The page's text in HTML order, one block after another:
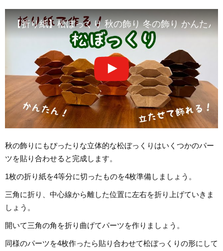
【折り紙】松ぼっくり 秋の飾り 冬の飾り かんたん
秋の飾りにもぴったりな立体的な松ぼっくりはいくつかのパー
ツを貼り合わせると完成します。
1枚の折り紙を4等分に切ったものを4枚準備しましょう。
三角に折り、中心線から離した位置に左右を折り上げていきま
しょう。
開いて三角の角を折り曲げてパーツを作りましょう。
同様のパーツを4枚作ったら貼り合わせて松ぼっくりの形にして